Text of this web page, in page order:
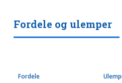
Fordele og ulemper
Fordele